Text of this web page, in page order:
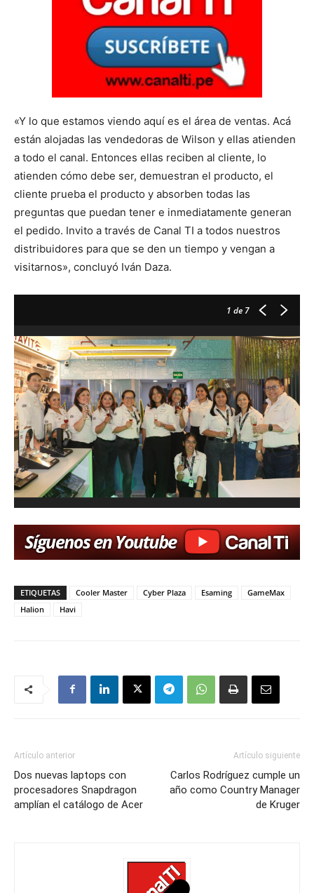
«Y lo que estamos viendo aquí es el área de ventas. Acá
están alojadas las vendedoras de Wilson y ellas atienden
a todo el canal. Entonces ellas reciben al cliente, lo
atienden cómo debe ser, demuestran el producto, el
cliente prueba el producto y absorben todas las
preguntas que puedan tener e inmediatamente generan
el pedido. Invito a través de Canal TI a todos nuestros
distribuidores para que se den un tiempo y vengan a
visitarnos», concluyó Iván Daza.
1 de 7
ETIQUETAS Cooler Master Cyber Plaza Esaming
GameMax
Halion
Havi
Artículo anterior
Dos nuevas laptops con
procesadores Snapdragon
amplían el catálogo de Acer
Artículo siguiente
Carlos Rodríguez cumple un
año como Country Manager
de Kruger